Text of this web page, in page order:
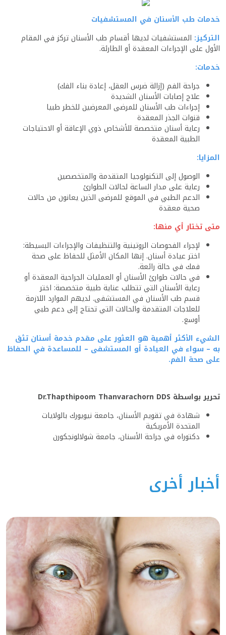
خدمات طب الأسنان في المستشفيات
التركيز: المستشفيات لديها أقسام طب الأسنان تركز في المقام
الأول على الإجراءات المعقدة أو الطارئة.
خدمات:
جراحة الفم (إزالة ضرس العقل، إعادة بناء الفك)
علاج إصابات الأسنان الشديدة
إجراءات طب الأسنان للمرضى المعرضين للخطر طبيا
قنوات الجذر المعقدة
رعاية أسنان متخصصة للأشخاص ذوي الإعاقة أو الاحتياجات
الطبية المعقدة
المزايا:
الوصول إلى التكنولوجيا المتقدمة والمتخصصين
رعاية على مدار الساعة لحالات الطوارئ
الدعم الطبي في الموقع للمرضى الذين يعانون من حالات
صحية معقدة
متى تختار أي منها:
لإجراء الفحوصات الروتينية والتنظيفات والإجراءات البسيطة:
اختر عيادة أسنان. إنها المكان الأمثل للحفاظ على صحة
فمك في حالة رائعة.
في حالات طوارئ الأسنان أو العمليات الجراحية المعقدة أو
رعاية الأسنان التي تتطلب عناية طبية متخصصة: اختر
قسم طب الأسنان في المستشفى. لديهم الموارد اللازمة
للعلاجات المتقدمة والحالات التي تحتاج إلى دعم طبي
أوسع.
الشيء الأكثر أهمية هو العثور على مقدم خدمة أسنان تثق
به – سواء في العيادة أو المستشفى – للمساعدة في الحفاظ
على صحة الفم.
تحرير بواسطة Dr.Thapthipoom Thanvarachorn DDS
شهادة في تقويم الأسنان، جامعة نيويورك بالولايات
المتحدة الأمريكية
دكتوراه في جراحة الأسنان، جامعة شولالونجكورن
أخبار أخرى